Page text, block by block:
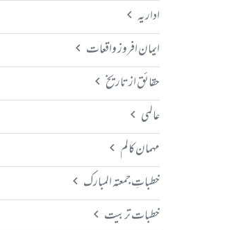
اداریہ
ایمان افروز واقعات
حقائق از تاریخ
عالمی
مہمان کالم
خطباتِ جمعتہ المبارک
خطبات تربیت